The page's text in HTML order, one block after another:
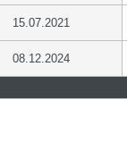
15.07.2021
08.12.2024